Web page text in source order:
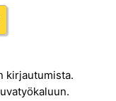
kirjautumista.